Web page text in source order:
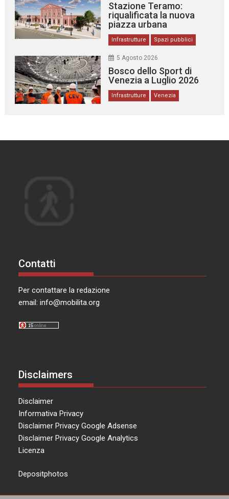
Stazione Teramo:
riqualificata la nuova
piazza urbana
Infrastrutture Spazi pubblici
5 Agosto 2026
Bosco dello Sport di
Venezia a Luglio 2026
Infrastrutture Venezia
Contatti
Per contattare la redazione
email:info@mobilita.org
Disclaimers
Disclaimer
Informativa Privacy
Disclaimer Privacy Google Adsense
Disclaimer Privacy Google Analytics
Licenza
Depositphotos